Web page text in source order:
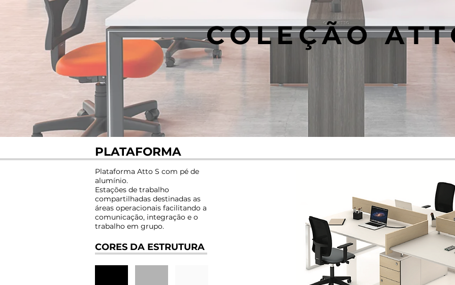
COLEÇÃO
Plataforma Atto S com pé de
alumínio.
Estações de trabalho
compartilhadas destinadas as
áreas operacionais facilitando a
comunicação, integração e o
trabalho em grupo.
PLATAFORMA
CORES DA ESTRUTURA